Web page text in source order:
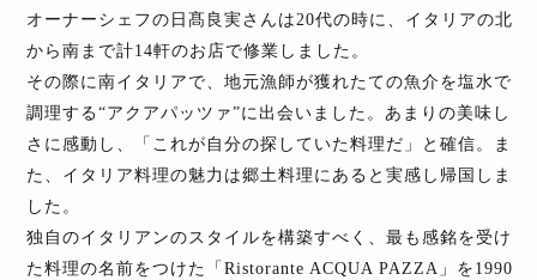
オーナーシェフの日髙良実さんは20代の時に、イタリアの北
から南まで計14軒のお店で修業しました。
その際に南イタリアで、地元漁師が獲れたての魚介を塩水で
調理する“アクアパッツァ”に出会いました。あまりの美味し
さに感動し、「これが自分の探していた料理だ」と確信。ま
た、イタリア料理の魅力は郷土料理にあると実感し帰国しま
した。
独自のイタリアンのスタイルを構築すべく、最も感銘を受け
た料理の名前をつけた「Ristorante ACQUA PAZZA」を1990